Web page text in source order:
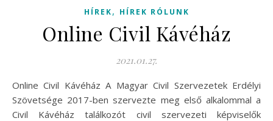
HÍREK, HÍREK RÓLUNK
Online Civil Kávéház
2021.01.27.
Online Civil Kávéház A Magyar Civil Szervezetek Erdélyi
Szövetsége 2017-ben szervezte meg első alkalommal a
Civil Kávéház találkozót civil szervezeti képviselők